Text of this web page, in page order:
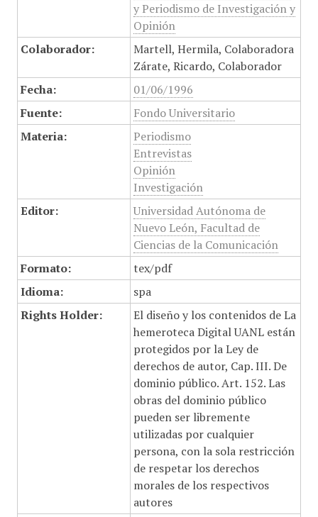
y Periodismo de Investigación y
Opinión
Colaborador:
Martell, Hermila, Colaboradora
Zárate, Ricardo, Colaborador
Fecha:
01/06/1996
Fuente:
Fondo Universitario
Materia:
Periodismo
Entrevistas
Opinión
Investigación
Editor:
Universidad Autónoma de
Nuevo León, Facultad de
Ciencias de la Comunicación
Formato:
tex/pdf
Idioma:
spa
Rights Holder:
El diseño y los contenidos de La
hemeroteca Digital UANL están
protegidos por la Ley de
derechos de autor, Cap. III. De
dominio público. Art. 152. Las
obras del dominio público
pueden ser libremente
utilizadas por cualquier
persona, con la sola restricción
de respetar los derechos
morales de los respectivos
autores